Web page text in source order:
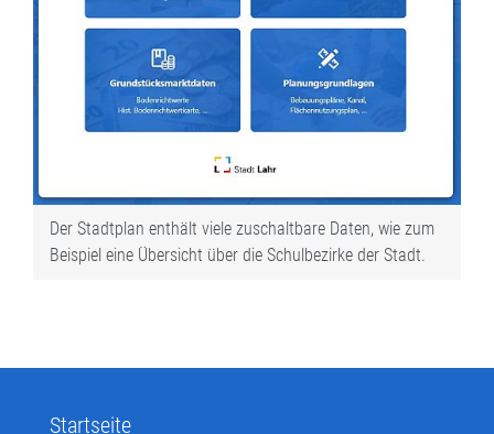
Der Stadtplan enthält viele zuschaltbare Daten, wie zum
Beispiel eine Übersicht über die Schulbezirke der Stadt.
Startseite